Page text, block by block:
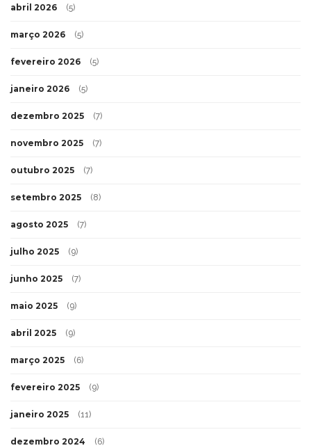
abril 2026 (5)
março 2026 (5)
fevereiro 2026 (5)
janeiro 2026 (5)
dezembro 2025 (7)
novembro 2025 (7)
outubro 2025 (7)
setembro 2025 (8)
agosto 2025 (7)
julho 2025 (9)
junho 2025 (7)
maio 2025 (9)
abril 2025 (9)
março 2025 (6)
fevereiro 2025 (9)
janeiro 2025 (11)
dezembro 2024 (6)